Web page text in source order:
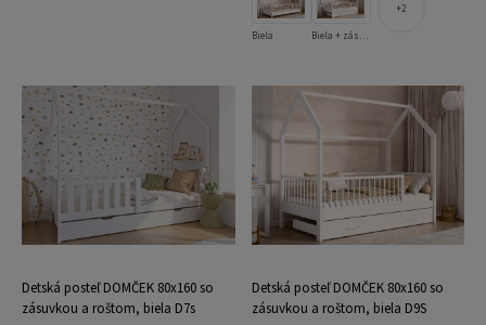
Biela
2
Detská posteľ DOMČEK 80x160 so
zásuvkou a roštom, biela D7s
Detská posteľ DOMČEK 80x160 so
zásuvkou a roštom, biela D9S